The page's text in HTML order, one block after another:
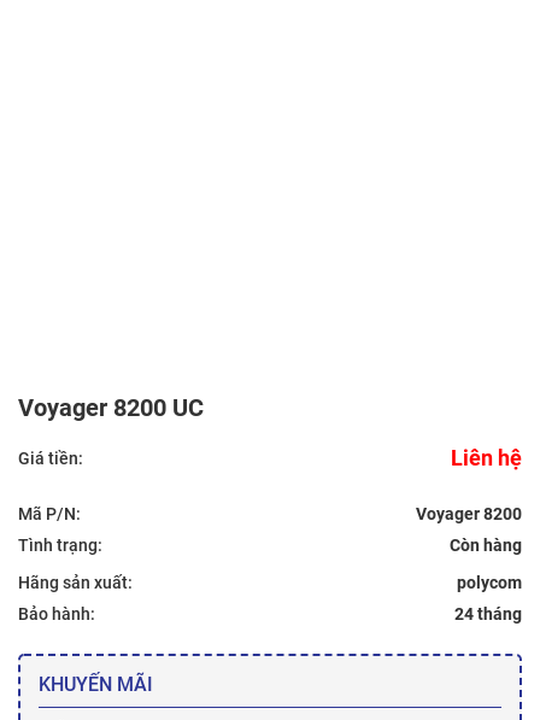
Voyager 8200 UC
Giá tiền: Liên hệ
Mã P/N:
Voyager 8200
Tình trạng:
Hãng sản xuất:
polycom
Bảo hành:
24 tháng
KHUYẾN MÃI